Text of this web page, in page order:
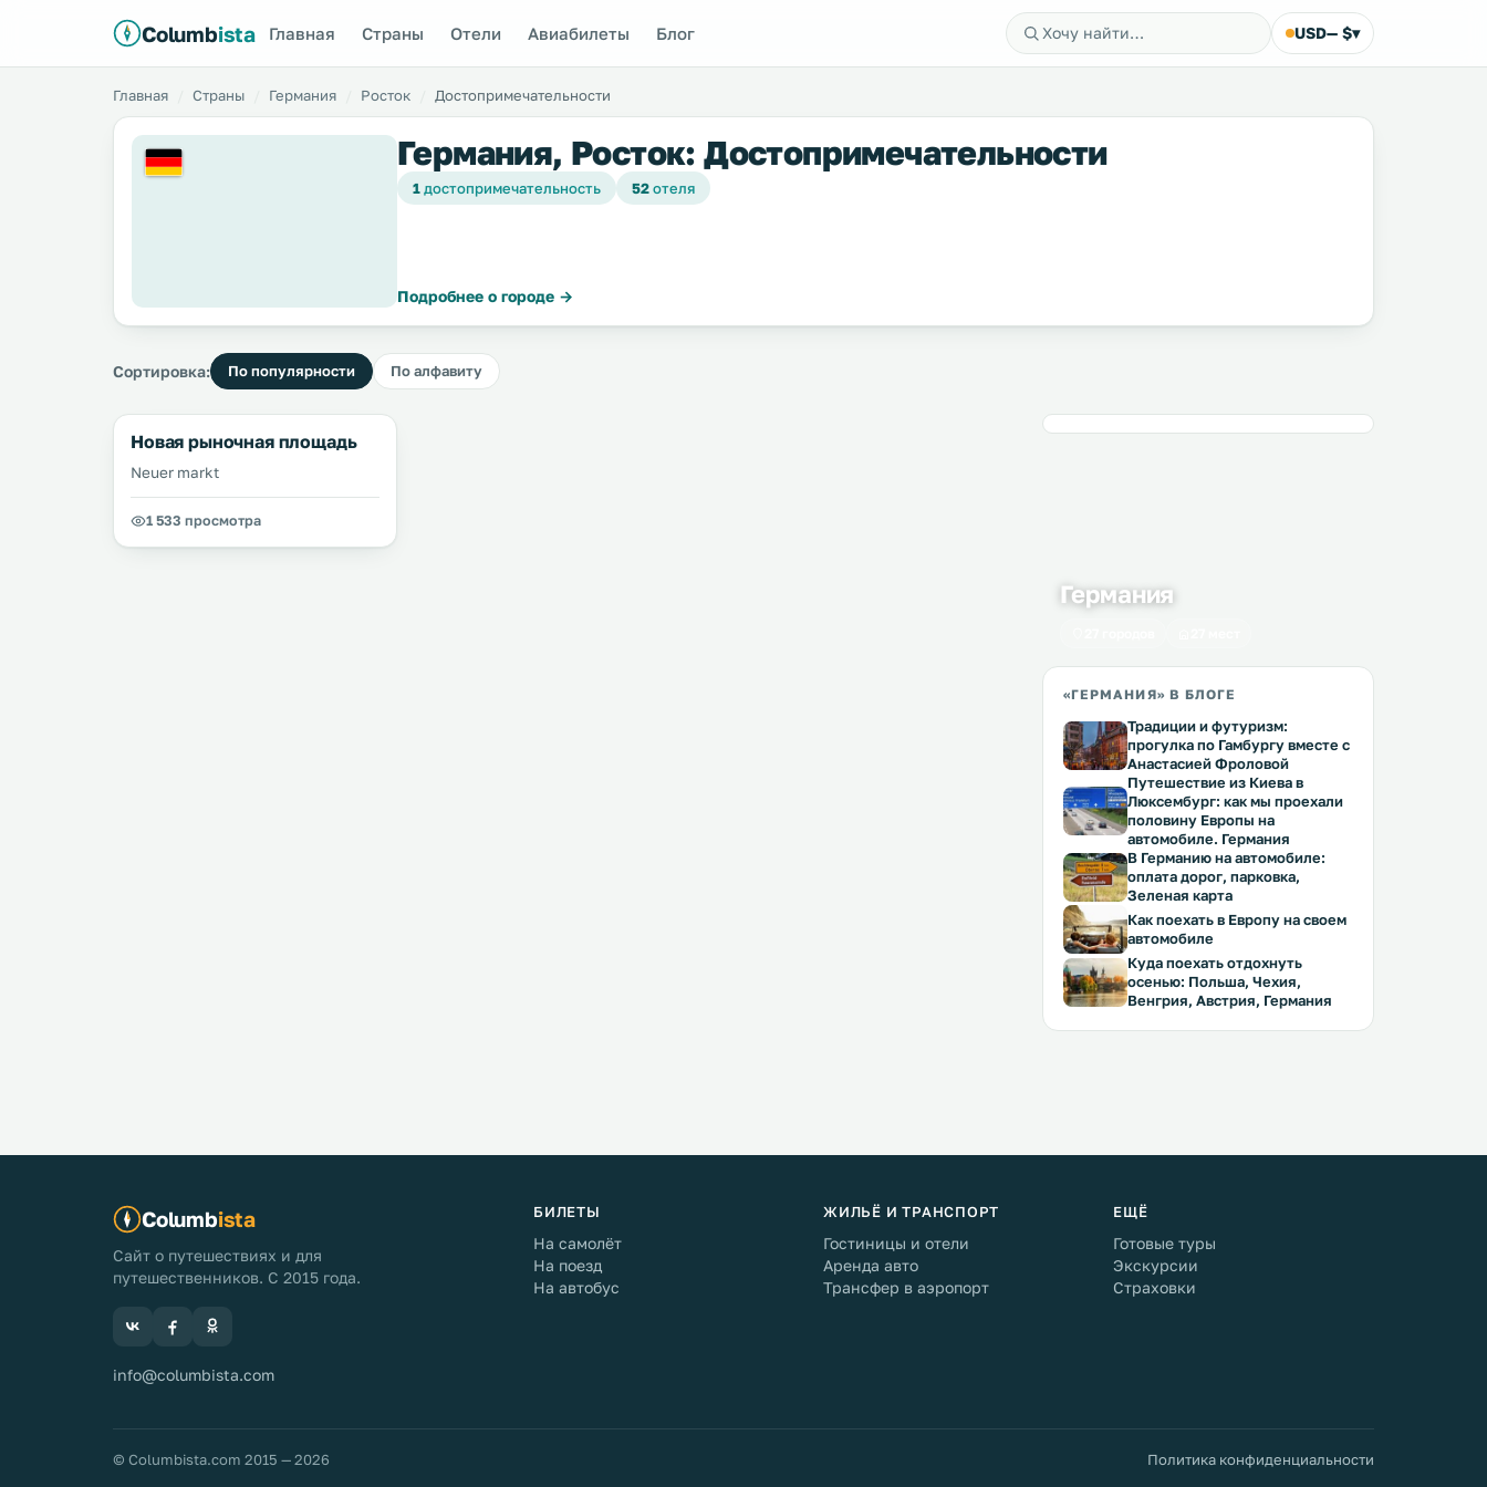
Columbista Главная Страны Отели Авиабилеты Блог USD— $▾
Главная Страны Германия Росток Достопримечательности
Германия, Росток: Достопримечательности
1достопримечательность 52отеля
Подробнее о городе →
Сортировка: По популярности По алфавиту
Новая рыночная площадь
Neuer markt
1 533 просмотра
Германия
«ГЕРМАНИЯ» В БЛОГЕ
Традиции и футуризм:
прогулка по Гамбургу вместе с
Анастасией Фроловой
Путешествие из Киева в
Люксембург: как мы проехали
половину Европы на
автомобиле. Германия
В Германию на автомобиле:
оплата дорог, парковка,
Зеленая карта
Как поехать в Европу на своем
автомобиле
Куда поехать отдохнуть
осенью: Польша, Чехия,
Венгрия, Австрия, Германия
Columbista
Сайт о путешествиях и для
путешественников. С 2015 года.
info@columbista.com
БИЛЕТЫ
На самолёт
На поезд
На автобус
ЖИЛЬЁ И ТРАНСПОРТ
Гостиницы и отели
Аренда авто
Трансфер в аэропорт
ЕЩЁ
Готовые туры
Экскурсии
Страховки
© Columbista.com 2015 — 2026 Политика конфиденциальности